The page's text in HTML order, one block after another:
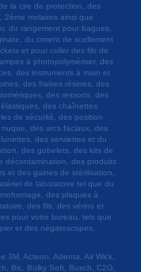
la cire de protection, des
molaires ainsi que
du rangement pour bagues,
du ciment de scellement
et pour coller des fils de
à photopolymériser, des
des instruments à main et
des fraises résines, des
des ressorts, des
des chaînettes
de sécurité, des position
des arcs faciaux, des
des serviettes et du
des gobelets, des kits de
décontamination, des produits
et des gaines de stérilisation,
de laboratoire tel que du
des plaques à
des fils, des vérins et
pour votre bureau, tels que
et des négatoscopes.
3M, Acteon, Adenta, Air Wick,
Bic, Bulky Soft, Busch, C2G,